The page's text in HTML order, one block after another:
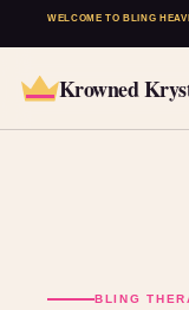
WELCOME TO BLING
Krowned
BLING